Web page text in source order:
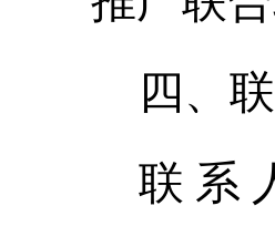
四、
联 系